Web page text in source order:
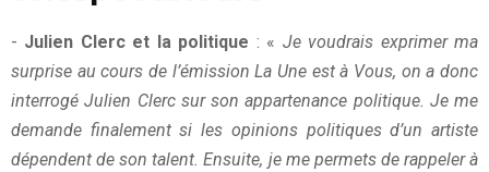
- Julien Clerc et la politique : « Je voudrais exprimer ma
surprise au cours de l’émission La Une est à Vous, on a donc
interrogé Julien Clerc sur son appartenance politique. Je me
demande finalement si les opinions politiques d’un artiste
dépendent de son talent. Ensuite, je me permets de rappeler à